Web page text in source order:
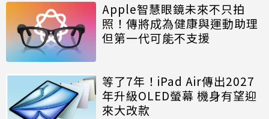
Apple智慧眼鏡未來不只拍
照！傳將成為健康與運動助理
但第一代可能不支援
等了7年！iPad Air傳出2027
年升級OLED螢幕 機身有望迎
來大改款